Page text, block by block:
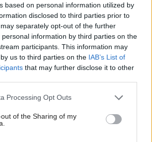
based on personal information utilized by
disclosed to third parties prior to
separately opt-out of the further
information by third parties on the
participants. This information may
us to third parties on the IAB’s List of
that may further disclose it to other
website/app uses one or more Google
visit or usage behaviour. You may click to
to Google and its third-party tags to
specified purposes in below Google
Processing Opt Outs
of the Sharing of my
21 metroch. Táto maringotka